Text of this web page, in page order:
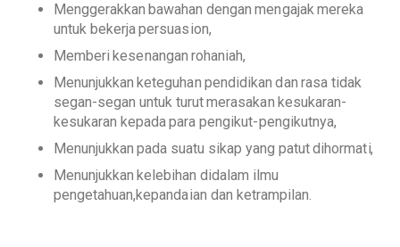
Menggerakkan bawahan dengan mengajakmereka
untuk bekerjapersuasion,
Memberi kesenangan rohaniah,
Menunjukkan keteguhan pendidikan dan rasa tidak
segan-segan untuk turut merasakan kesukaran-
kesukaran kepadapara pengikut-pengikutnya,
Menunjukkan pada suatu sikap yang patutdihormati,
Menunjukkan kelebihan dida lam i lmu
pengetahuan,kepandaian dan ketrampi an.